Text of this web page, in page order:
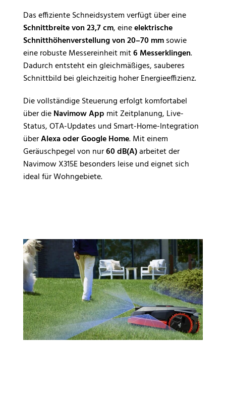
Das effiziente Schneidsystem verfügt über eine
Schnittbreite von 23,7 cm, eineelektrische
Schnitthöhenverstellung von 20–70 mmsowie
eine robuste Messereinheit mit6 Messerklingen.
Dadurch entsteht ein gleichmäßiges, sauberes
Schnittbild bei gleichzeitig hoher Energieeffizienz.
Die vollständige Steuerung erfolgt komfortabel
über dieNavimow App mit Zeitplanung, Live-
Status, OTA-Updates und Smart-Home-Integration
überAlexa oder Google Home. Mit einem
Geräuschpegel von nur60 dB(A)arbeitet der
Navimow X315E besonders leise und eignet sich
ideal für Wohngebiete.